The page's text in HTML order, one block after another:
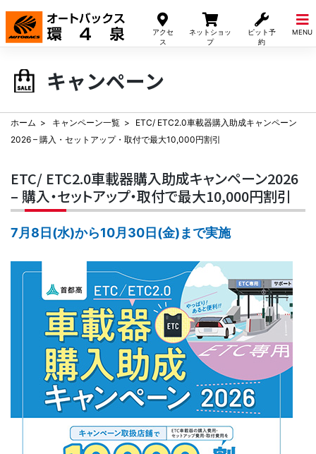
アクセ
ス
ネットショッ
プ
ピット予
約
MENU
Skip
content
キャンペーン
ホーム キャンペーン一覧
ETC/ ETC2.0車載器購入助成キャンペーン
2026 – 購入・セットアップ・取付で最大10,000円割引
ETC/ ETC2.0車載器購入助成キャンペーン2026
– 購入・セットアップ・取付で最大10,000円割引
7月8日(水)から10月30日(金)まで実施